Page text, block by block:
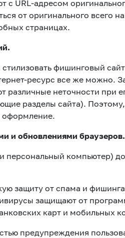
URL-адресом
от оригинального
страницах.
фишинговый
ресурс все же можно.
различные неточности
разделы сайта).
оформление.
и обновлениями браузеров.
компьютер)
защиту от спама и
защищают от
карт и мобильных
предупреждения